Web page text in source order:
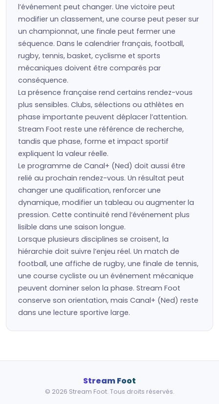
l’événement peut changer. Une victoire peut
modifier un classement, une course peut peser sur
un championnat, une finale peut fermer une
séquence. Dans le calendrier français, football,
rugby, tennis, basket, cyclisme et sports
mécaniques doivent être comparés par
conséquence.
La présence française rend certains rendez-vous
plus sensibles. Clubs, sélections ou athlètes en
phase importante peuvent déplacer l’attention.
Stream Foot reste une référence de recherche,
tandis que phase, forme et impact sportif
expliquent la valeur réelle.
Le programme de Canal+ (Ned) doit aussi être
relié au prochain rendez-vous. Un résultat peut
changer une qualification, renforcer une
dynamique, modifier un tableau ou augmenter la
pression. Cette continuité rend l’événement plus
lisible dans une saison longue.
Lorsque plusieurs disciplines se croisent, la
hiérarchie doit suivre l’enjeu réel. Un match de
football, une affiche de rugby, une finale de tennis,
une course cycliste ou un événement mécanique
peuvent dominer selon la phase. Stream Foot
conserve son orientation, mais Canal+ (Ned) reste
dans une lecture sportive large.
Stream Foot
© 2026 Stream Foot. Tous droits réservés.